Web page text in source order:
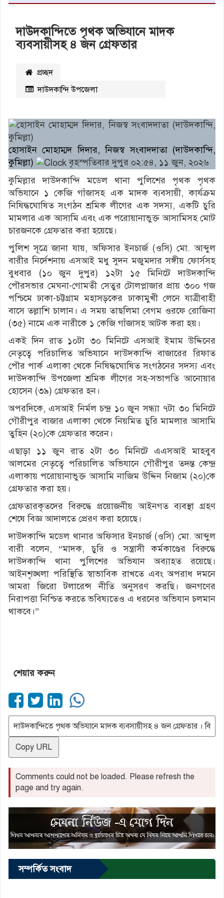
দাউদকান্দিতে পৃথক অভিযানে মাদক
ব্যবসায়ীসহ ৪ জন গ্রেফতার
প্রচ্ছদ
দাউদকান্দি উপজেলা
হোসাইন মোহাম্মদ দিদার, নিজস্ব সংবাদদাতা (দাউদকান্দি,
কুমিল্লা)
বৃহস্পতিবার দুপুর ০২:৫৪, ১১ জুন, ২০২৬
কুমিল্লার দাউদকান্দি মডেল থানা পুলিশের পৃথক পৃথক
অভিযানে ১ কেজি গাঁজাসহ এক মাদক ব্যবসায়ী, কার্যক্রম
নিষিদ্ধঘোষিত সংগঠন শ্রমিক লীগের এক সদস্য, একটি চুরি
মামলার এক আসামি এবং এক পরোয়ানাভুক্ত আসামিসহ মোট
চারজনকে গ্রেফতার করা হয়েছে।
পুলিশ সূত্রে জানা যায়, অফিসার ইনচার্জ (ওসি) মো. আব্দুল
বারীর নির্দেশনায় এসআই মধু সুদন মজুমদার সঙ্গীয় ফোর্সসহ
বুধবার (১০ জুন দুপুর) ১২টা ১৫ মিনিটে দাউদকান্দি
পৌরসভার মেঘনা-গোমতী সেতুর টোলপ্লাজার প্রায় ৩০০ গজ
পশ্চিমে ঢাকা-চট্টগ্রাম মহাসড়কের ঢাকামুখী লেনে যাত্রীবাহী
বাসে তল্লাশি চালান। এ সময় তাছলিমা বেগম ওরফে রোজিনা
(৩৫) নামে এক নারীকে ১ কেজি গাঁজাসহ আটক করা হয়।
একই দিন রাত ১০টা ৩০ মিনিটে এসআই ইমাম উদ্দিনের
নেতৃত্বে পরিচালিত অভিযানে দাউদকান্দি বাজারের রিফাত
পৌর পার্ক এলাকা থেকে নিষিদ্ধঘোষিত সংগঠনের সদস্য এবং
দাউদকান্দি উপজেলা শ্রমিক লীগের সহ-সভাপতি আনোয়ার
হোসেন (৩৯) গ্রেফতার হন।
অপরদিকে, এসআই নির্মল চন্দ্র ১০ জুন সন্ধ্যা ৭টা ৩০ মিনিটে
গৌরীপুর বাজার এলাকা থেকে নিয়মিত চুরি মামলার আসামি
তুহিন (২০)কে গ্রেফতার করেন।
এছাড়া ১১ জুন রাত ২টা ৩০ মিনিটে এএসআই মাহবুব
আলমের নেতৃত্বে পরিচালিত অভিযানে গৌরীপুর তদন্ত কেন্দ্র
এলাকায় পরোয়ানাভুক্ত আসামি নাজিম উদ্দিন নিজাম (২০)কে
গ্রেফতার করা হয়।
গ্রেফতারকৃতদের বিরুদ্ধে প্রয়োজনীয় আইনগত ব্যবস্থা গ্রহণ
শেষে বিজ্ঞ আদালতে প্রেরণ করা হয়েছে।
দাউদকান্দি মডেল থানার অফিসার ইনচার্জ (ওসি) মো. আব্দুল
বারী বলেন, “মাদক, চুরি ও সন্ত্রাসী কর্মকাণ্ডের বিরুদ্ধে
দাউদকান্দি থানা পুলিশের অভিযান অব্যাহত রয়েছে।
আইনশৃঙ্খলা পরিস্থিতি স্বাভাবিক রাখতে এবং অপরাধ দমনে
আমরা জিরো টলারেন্স নীতি অনুসরণ করছি। জনগণের
নিরাপত্তা নিশ্চিত করতে ভবিষ্যতেও এ ধরনের অভিযান চলমান
থাকবে।”
শেয়ার করুন
Copy URL
Comments could not be loaded. Please refresh the
page and try again.
সম্পর্কিত সংবাদ